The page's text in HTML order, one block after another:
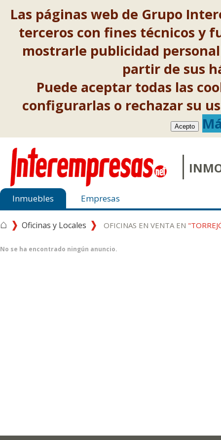
Las páginas web de Grupo
terceros con fines técnicos y
mostrarle publicidad
partir de sus
Puede aceptar todas las
configurarlas o rechazar su
Acepto
Inmuebles Empresas
⌂ Oficinas y Locales OFICINAS EN VENTA EN
No se ha encontrado ningún anuncio.